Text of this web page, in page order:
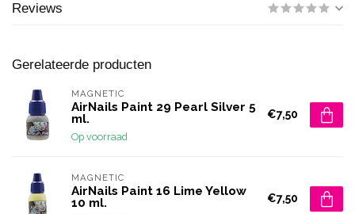
Reviews
Gerelateerde producten
MAGNETIC
AirNails Paint 29 Pearl Silver 5
ml.
Op voorraad
€7,50
MAGNETIC
AirNails Paint 16 Lime Yellow
10 ml.
€7,50